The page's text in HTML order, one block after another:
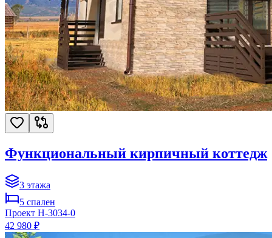
Функциональный кирпичный коттедж
3 этажа
5 спален
Проект H-3034-0
42 980 ₽